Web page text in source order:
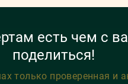
есть чем с
поделиться!
только проверенная и